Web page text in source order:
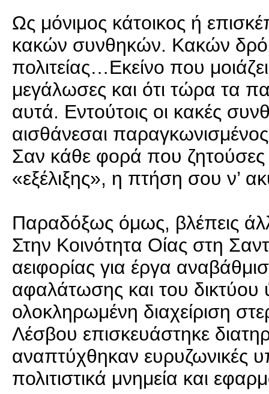
Ως μόνιμος κάτοικος ή
κακών συνθηκών. Κακών
πολιτείας…Εκείνο που
μεγάλωσες και ότι τώρα τα
αυτά. Εντούτοις οι κακές
αισθάνεσαι
Σαν κάθε φορά που ζητούσες
«εξέλιξης», η πτήση σου ν’
Παραδόξως όμως, βλέπεις
Στην Κοινότητα Οίας στη
αειφορίας για έργα
αφαλάτωσης και του
ολοκληρωμένη διαχείριση
Λέσβου επισκευάστηκε
αναπτύχθηκαν ευρυζωνικές
πολιτιστικά μνημεία και